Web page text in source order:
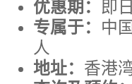
优惠期：
即
专属于： 中
人
地址： 香港